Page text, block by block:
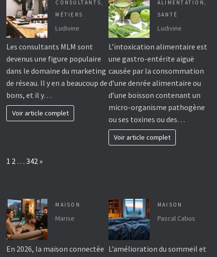
CONSULTANTS,
MÉTIERS
Ludivine
Les consultants MLM sont
devenus une figure populaire
dans le domaine du marketing
de réseau. Il y en a beaucoup de
bons, et il y…
Voir article complet
ALIMENTATION ,
SANTÉ
Ludivine
L’intoxication alimentaire est
une gastro-entérite aiguë
causée par la consommation
d’une denrée alimentaire ou
d’une boisson contenant un
micro-organisme pathogène
ou ses toxines ou des…
Voir article complet
Page:
1 2 … 342 Next
»
MAISON
Marise
En 2026, la maison connectée
MAISON
Pascal Cabus
L’amélioration du sommeil et